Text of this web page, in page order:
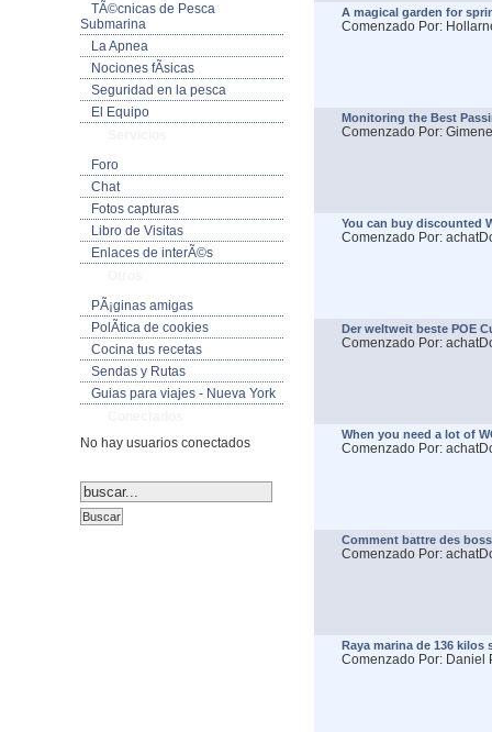
TÃ©cnicas de Pesca
Submarina
La Apnea
Nociones fÃ­sicas
Seguridad en la pesca
El Equipo
Foro
Chat
Fotos capturas
Libro de Visitas
Enlaces de interÃ©s
PÃ¡ginas amigas
PolÃ­tica de cookies
Cocina tus recetas
Sendas y Rutas
Guias para viajes - Nueva York
No hay usuarios conectados
A magical garden for
Comenzado Por:
Monitoring the Best
Comenzado Por:
You can buy discounted
Comenzado Por:
Der weltweit beste POE
Comenzado Por:
When you need a lot of
Comenzado Por:
Comment battre des
Comenzado Por:
Raya marina de 136 kilos
Comenzado Por: Daniel